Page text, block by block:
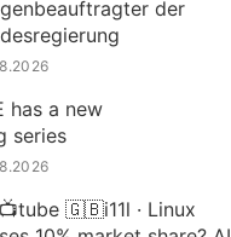
der
has a new
series
🇬🇧i11l · Linux